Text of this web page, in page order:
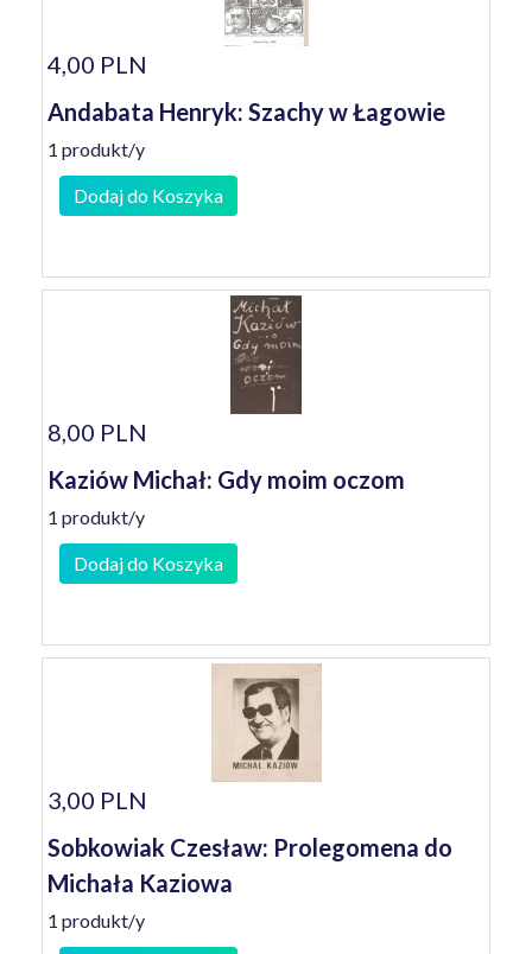
4,00 PLN
Andabata Henryk: Szachy w Łagowie
1 produkt/y
Dodaj do Koszyka
8,00 PLN
Kaziów Michał: Gdy moim oczom
1 produkt/y
Dodaj do Koszyka
3,00 PLN
Sobkowiak Czesław: Prolegomena do
Michała Kaziowa
1 produkt/y